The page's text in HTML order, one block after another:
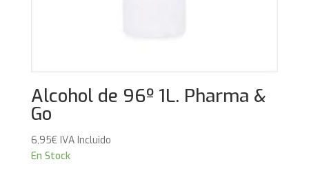
Alcohol de 96º 1L. Pharma &
Go
6,95€ IVA Incluido
En Stock